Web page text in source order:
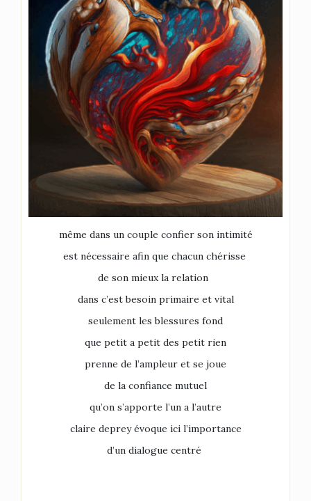
même dans un couple confier son intimité
est nécessaire afin que chacun chérisse
de son mieux la relation
dans c’est besoin primaire et vital
seulement les blessures fond
que petit a petit des petit rien
prenne de l’ampleur et se joue
de la confiance mutuel
qu’on s’apporte l’un a l’autre
claire deprey évoque ici l’importance
d’un dialogue centré